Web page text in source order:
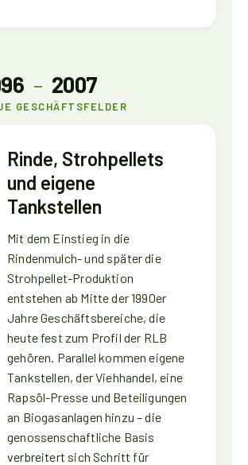
– 2007
GESCHÄFTSFELDER
Rinde, Strohpellets
und eigene
Tankstellen
Mit dem Einstieg in die
Rindenmulch- und später die
Strohpellet-Produktion
entstehen ab Mitte der 1990er
Jahre Geschäftsbereiche, die
heute fest zum Profil der RLB
gehören. Parallel kommen eigene
Tankstellen, der Viehhandel, eine
Rapsöl-Presse und Beteiligungen
an Biogasanlagen hinzu – die
genossenschaftliche Basis
verbreitert sich Schritt für